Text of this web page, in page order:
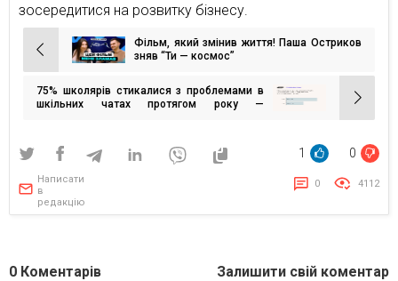
зосередитися на розвитку бізнесу.
Навігація
записів
Фільм, який змінив життя! Паша Остриков
зняв “Ти — космос”
75% школярів стикалися з проблемами в
шкільних чатах протягом року —
1 0
Написати
в
редакцію
0 4112
0 Коментарів Залишити свій коментар